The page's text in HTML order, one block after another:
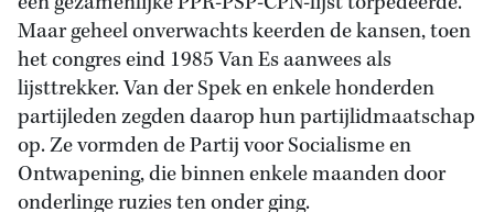
Maar geheel onverwachts keerden de kansen, toen
het congres eind 1985 Van Es aanwees als
lijsttrekker. Van der Spek en enkele honderden
partijleden zegden daarop hun partijlidmaatschap
op. Ze vormden de Partij voor Socialisme en
Ontwapening, die binnen enkele maanden door
onderlinge ruzies ten onder ging.